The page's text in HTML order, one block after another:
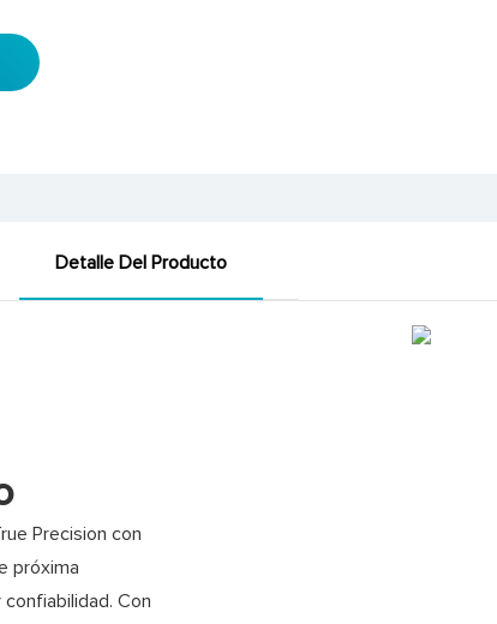
Detalle Del Producto
Precision con
próxima
Con